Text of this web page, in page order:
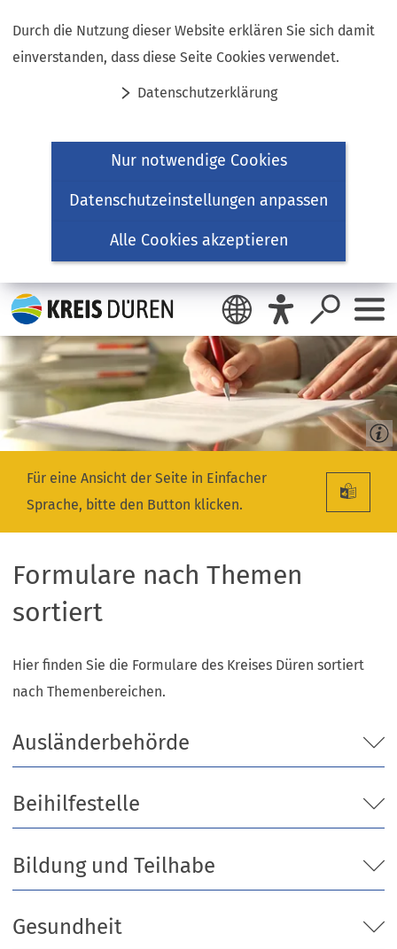
Durch die Nutzung dieser Website erklären Sie sich damit
einverstanden, dass diese Seite Cookies verwendet.
Datenschutzerklärung
Nur notwendige Cookies
Datenschutzeinstellungen anpassen
Alle Cookies akzeptieren
Inhalt anspringen
Für eine Ansicht der Seite in Einfacher
Sprache, bitte den Button klicken.
Formulare nach Themen
sortiert
Hier finden Sie die Formulare des Kreises Düren sortiert
nach Themenbereichen.
Ausländerbehörde
Beihilfestelle
Bildung und Teilhabe
Gesundheit